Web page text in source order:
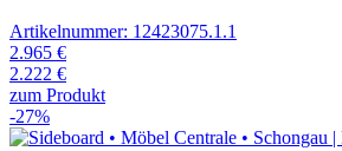
Artikelnummer: 12423075.1.1
2.965 €
2.222 €
zum Produkt
-27%